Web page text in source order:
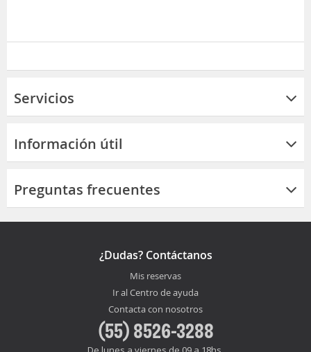
Servicios
Información útil
Preguntas frecuentes
¿Dudas? Contáctanos
Mis reservas
Ir al Centro de ayuda
Contacta con nosotros
(55) 8526-3288